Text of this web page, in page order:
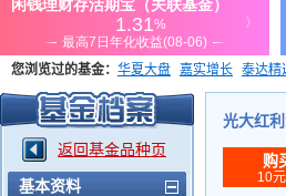
您浏览过的基金： 华夏大盘 嘉实增长 泰达精
添富优势 华安宏利 上证180价值ETF
返回基金品种页
基本资料
光大红
购
10